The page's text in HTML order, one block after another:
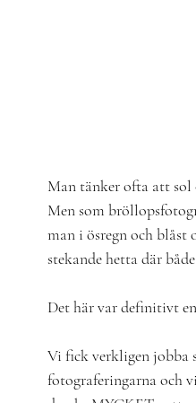
Man tänker ofta att
Men som
man i ösregn och
stekande hetta där
Det här var definitivt
Vi fick verkligen jobba
fotograferingarna och